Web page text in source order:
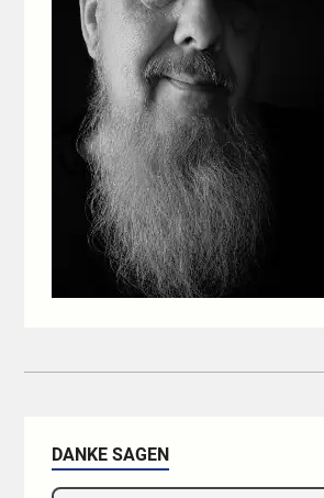
DANKE SAGEN